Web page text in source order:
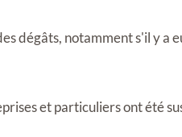
dégâts, notamment s'il y a
et particuliers ont été